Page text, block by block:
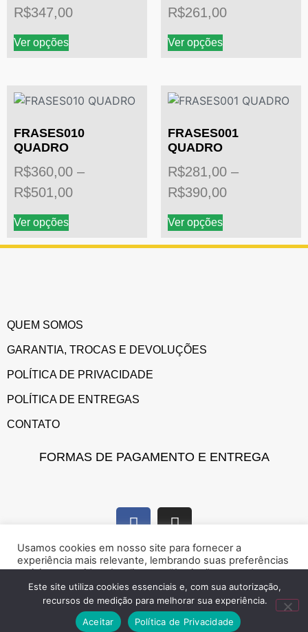
R$347,00
Ver opções
R$261,00
Ver opções
FRASES010
QUADRO
R$360,00 –
R$501,00
Ver opções
FRASES001
QUADRO
R$281,00 –
R$390,00
Ver opções
QUEM SOMOS
GARANTIA, TROCAS E DEVOLUÇÕES
POLÍTICA DE PRIVACIDADE
POLÍTICA DE ENTREGAS
CONTATO
FORMAS DE PAGAMENTO E ENTREGA
Marque presença na web!
Usamos cookies em nosso site para fornecer a
experiência mais relevante, lembrando suas preferências
e visitas repetidas. Ao clicar em “Aceitar”, concorda com a
utilização de cookies.
Aceitar
Este site utiliza cookies essenciais e, com sua autorização,
recursos de medição para melhorar sua experiência.
Aceitar
Política de Privacidade